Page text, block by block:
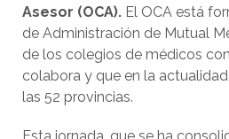
Asesor (OCA). El OCA está
de Administración de Mutual
de los colegios de médicos
colabora y que en la
las 52 provincias.